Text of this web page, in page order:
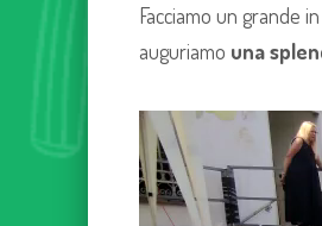
Facciamo un grande
auguriamo una
Video
Player